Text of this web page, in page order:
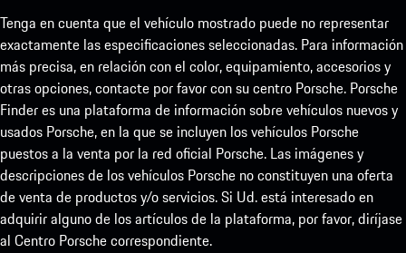
Tenga en cuenta que el vehículo mostrado puede no representar
exactamente las especificaciones seleccionadas. Para información
más precisa, en relación con el color, equipamiento, accesorios y
otras opciones, contacte por favor con su centro Porsche. Porsche
Finder es una plataforma de información sobre vehículos nuevos y
usados Porsche, en la que se incluyen los vehículos Porsche
puestos a la venta por la red oficial Porsche. Las imágenes y
descripciones de los vehículos Porsche no constituyen una oferta
de venta de productos y/o servicios. Si Ud. está interesado en
adquirir alguno de los artículos de la plataforma, por favor, diríjase
al Centro Porsche correspondiente.